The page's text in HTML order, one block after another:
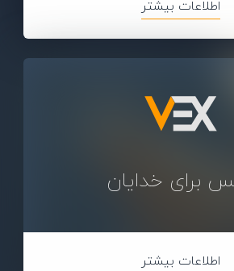
اطلاعات بیشتر
برای خدایان
اطلاعات بیشتر